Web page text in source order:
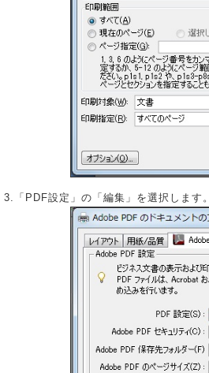
3.「PDF設定」の「編集」を選択します。